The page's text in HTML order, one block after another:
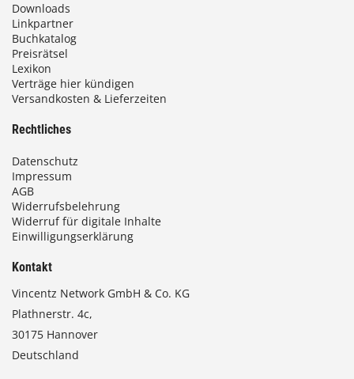
Downloads
Linkpartner
Buchkatalog
Preisrätsel
Lexikon
Verträge hier kündigen
Versandkosten & Lieferzeiten
Rechtliches
Datenschutz
Impressum
AGB
Widerrufsbelehrung
Widerruf für digitale Inhalte
Einwilligungserklärung
Kontakt
Vincentz Network GmbH & Co. KG
Plathnerstr. 4c,
30175 Hannover
Deutschland